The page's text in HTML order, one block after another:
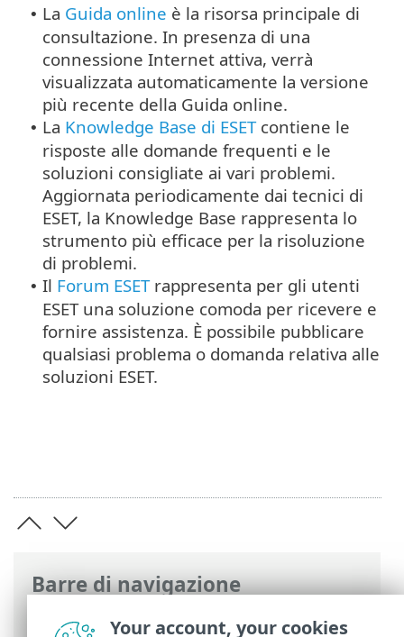
Barre di navigazione
Guida online ESET>ESET PROTECT Hub>
• La Guida online è la risorsa principale di
consultazione. In presenza di una
connessione Internet attiva, verrà
visualizzata automaticamente la versione
più recente della Guida online.
• La Knowledge Base di ESETcontiene le
risposte alle domande frequenti e le
soluzioni consigliate ai vari problemi.
Aggiornata periodicamente dai tecnici di
ESET, la Knowledge Base rappresenta lo
strumento più efficace per la risoluzione
di problemi.
• Il Forum ESETrappresenta per gli utenti
ESET una soluzione comoda per ricevere e
fornire assistenza. È possibile pubblicare
qualsiasi problema o domanda relativa alle
soluzioni ESET.
Your account, your cookies